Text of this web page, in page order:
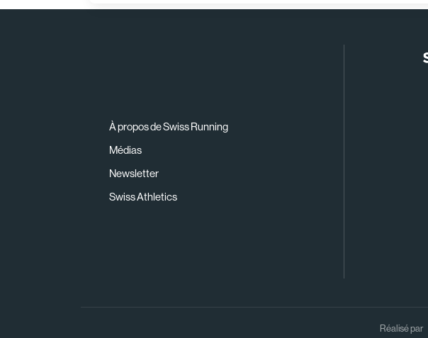
À propos de Swiss Running
Médias
Newsletter
Swiss Athletics
Réalisé par